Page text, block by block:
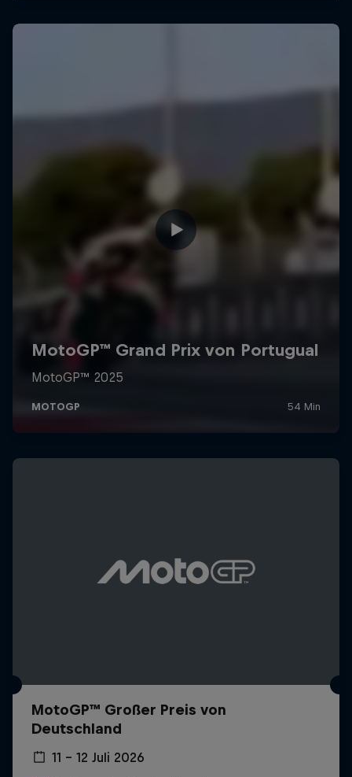
MotoGP™ Großer Preis von
Deutschland
11 – 12 Juli 2026